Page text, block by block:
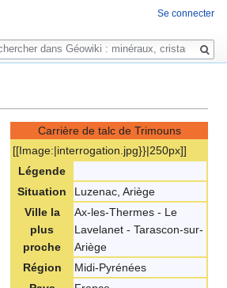
Carrière de talc de Trimouns
[[Image:‎|interrogation.jpg}}|250px]]
Légende
Situation
Luzenac, Ariège
Ville la
plus
proche
Ax-les-Thermes - Le
Lavelanet - Tarascon-sur-
Ariège
Région
Midi-Pyrénées
Se connecter